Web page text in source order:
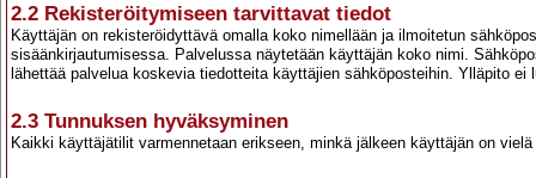
2.2 Rekisteröitymiseen tarvittavat tiedot
Käyttäjän on rekisteröidyttävä omalla koko nimellään ja ilmoitetun
sisäänkirjautumisessa. Palvelussa näytetään käyttäjän koko nimi.
lähettää palvelua koskevia tiedotteita käyttäjien sähköposteihin. Ylläpito
2.3 Tunnuksen hyväksyminen
Kaikki käyttäjätilit varmennetaan erikseen, minkä jälkeen käyttäjän on